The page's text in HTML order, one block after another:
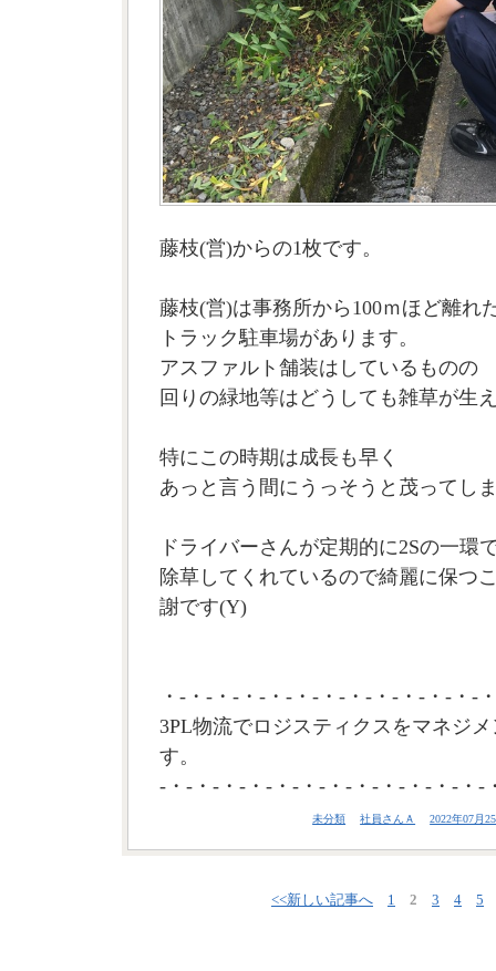
藤枝(営)からの1枚です。
藤枝(営)は事務所から100ｍほど離れ
トラック駐車場があります。
アスファルト舗装はしているものの
回りの緑地等はどうしても雑草が生
特にこの時期は成長も早く
あっと言う間にうっそうと茂ってし
ドライバーさんが定期的に2Sの一環
除草してくれているので綺麗に保つ
謝です(Y)
・-・-・-・-・-・-・-・-・-・-・-・-
3PL物流でロジスティクスをマネジ
す。
-・-・-・-・-・-・-・-・-・-・-・-・-
未分類 社員さんＡ 2022年07月
<<新しい記事へ 1 2 3 4 5